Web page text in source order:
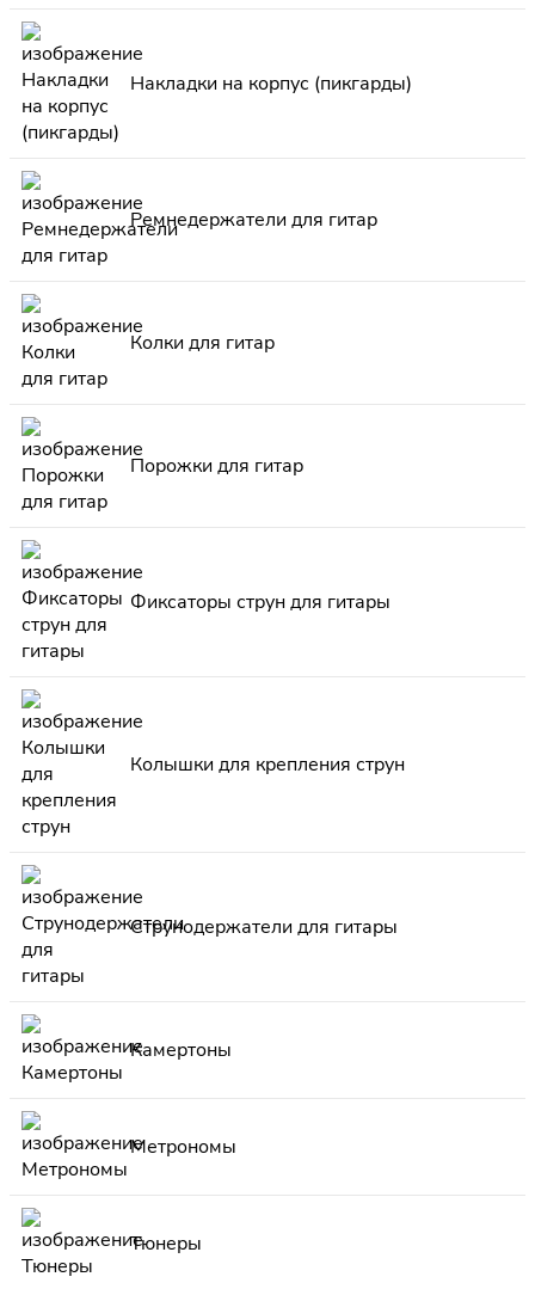
Накладки на корпус (пикгарды)
Ремнедержатели для гитар
Колки для гитар
Порожки для гитар
Фиксаторы струн для гитары
Колышки для крепления струн
Струнодержатели для гитары
Камертоны
Метрономы
Тюнеры